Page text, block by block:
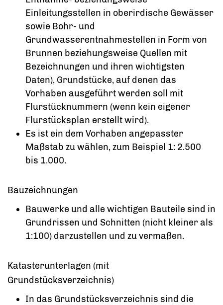
Einleitungsstellen in oberirdische Gewässer
sowie Bohr- und
Grundwasserentnahmestellen in Form von
Brunnen beziehungsweise Quellen mit
Bezeichnungen und ihren wichtigsten
Daten), Grundstücke, auf denen das
Vorhaben ausgeführt werden soll mit
Flurstücknummern (wenn kein eigener
Flurstücksplan erstellt wird).
Es ist ein dem Vorhaben angepasster
Maßstab zu wählen, zum Beispiel 1: 2.500
bis 1.000.
Bauzeichnungen
Bauwerke und alle wichtigen Bauteile sind in
Grundrissen und Schnitten (nicht kleiner als
1:100) darzustellen und zu vermaßen.
Katasterunterlagen (mit
Grundstücksverzeichnis)
In das Grundstücksverzeichnis sind die